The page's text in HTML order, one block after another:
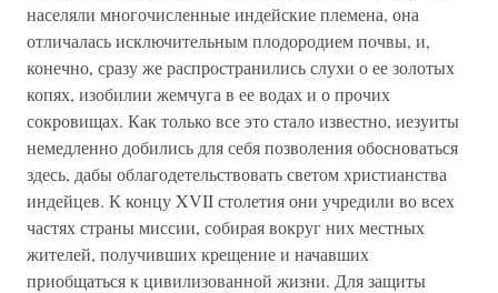
населяли многочисленные индейские племена, она
отличалась исключительным плодородием почвы, и,
конечно, сразу же распространились слухи о ее золотых
копях, изобилии жемчуга в ее водах и о прочих
сокровищах. Как только все это стало известно, иезуиты
немедленно добились для себя позволения обосноваться
здесь, дабы облагодетельствовать светом христианства
индейцев. К концу XVII столетия они учредили во всех
частях страны миссии, собирая вокруг них местных
жителей, получивших крещение и начавших
приобщаться к цивилизованной жизни. Для защиты